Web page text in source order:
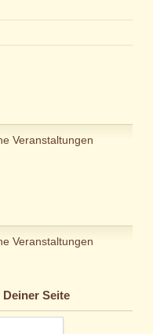
Veranstaltungen
Veranstaltungen
Seite